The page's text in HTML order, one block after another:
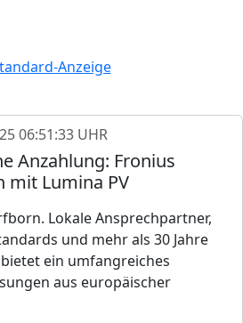
06:51:33 UHR
Anzahlung: Fronius
mit Lumina PV
Lokale Ansprechpartner,
und mehr als 30 Jahre
ein umfangreiches
aus europäischer